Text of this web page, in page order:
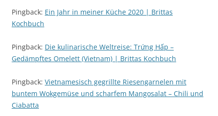
Pingback: Ein Jahr in meiner Küche 2020 | Brittas
Kochbuch
Pingback: Die kulinarische Weltreise: Trứng Hấp –
Gedämpftes Omelett (Vietnam) | Brittas Kochbuch
Pingback: Vietnamesisch gegrillte Riesengarnelen mit
buntem Wokgemüse und scharfem Mangosalat – Chili und
Ciabatta